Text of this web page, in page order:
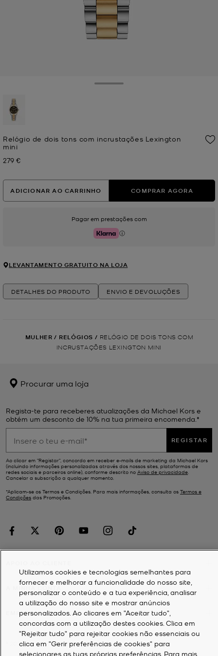
Relógio de dois tons com incrustações Lexington
mini
Agora
279 €
ADICIONAR AO CARRINHO COMPRAR AGORA
Pagar em prestações com
Klarna
LEVANTAMENTO GRATUITO NA LOJA
DETALHES DO PRODUTO ENVIO E DEVOLUÇÕES
MULHER / RELÓGIOS / RELÓGIO DE DOIS TONS COM
INCRUSTAÇÕES LEXINGTON MINI
Procurar uma loja
Regista-te para receberes atualizações da Michael Kors e
obtém um desconto de 10% na tua primeira encomenda.*
REGISTAR
Ao clicar em "Registar", concordo em receber e-mails de marketing da Michael Kors
(incluindo informações personalizadas através dos nossos sites, plataformas de
redes sociais e parceiros online), conforme descrito no Aviso de privacidade.
Cancelar a subscrição a qualquer momento.
*Aplicam-se os Termos e Condições. Para mais informações, consulta os Termos e
Condições das Promoções.
EMPRESA
2026Michael Kors
Utilizamos cookies e tecnologias semelhantes para
fornecer e melhorar a funcionalidade do nosso site,
personalizar o conteúdo e a tua experiência, analisar
a utilização do nosso site e mostrar anúncios
personalizados. Ao clicares em "Aceitar tudo",
concordas com a utilização destes cookies. Clica em
"Rejeitar tudo" para rejeitar cookies não essenciais ou
clica em "Gerir preferências de cookies" para
selecionares as tuas próprias preferências. Para mais